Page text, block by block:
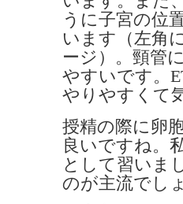
うに子宮の位
います（左角
ージ）。頸管
やすいです。
やりやすくて
授精の際に卵
良いですね。
として習いま
のが主流でし